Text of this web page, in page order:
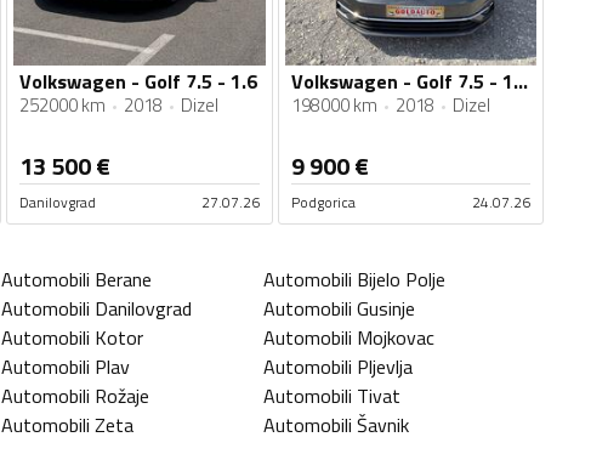
Volkswagen - Golf 7.5 - 1.6
252000 km 2018 Dizel
13 500€
Danilovgrad 27.07.26
Volkswagen - Golf 7.5 - 1.6 Tdi Join oprema
198000 km 2018 Dizel
9 900€
Podgorica 24.07.26
Automobili Berane Automobili Bijelo Polje
Automobili Danilovgrad Automobili Gusinje
Automobili Kotor Automobili Mojkovac
Automobili Plav Automobili Pljevlja
Automobili Rožaje Automobili Tivat
Automobili Zeta Automobili Šavnik